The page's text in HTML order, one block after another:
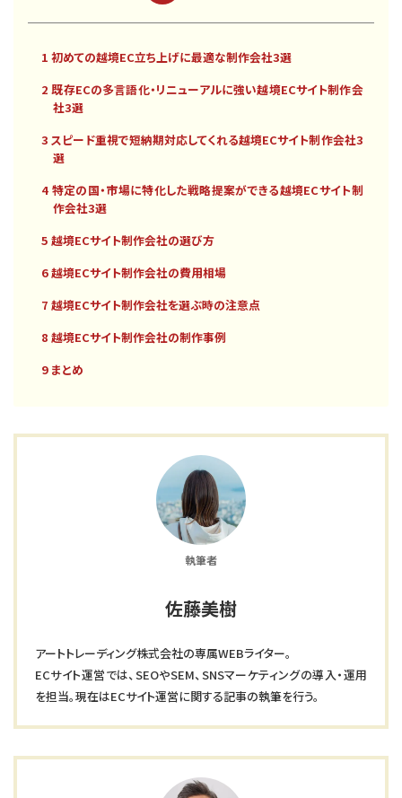
1 初めての越境EC立ち上げに最適な制作会社3選
2 既存ECの多言語化・リニューアルに強い越境ECサイト制作会
社3選
3 スピード重視で短納期対応してくれる越境ECサイト制作会社3
選
4 特定の国・市場に特化した戦略提案ができる越境ECサイト制
作会社3選
5 越境ECサイト制作会社の選び方
6 越境ECサイト制作会社の費用相場
7 越境ECサイト制作会社を選ぶ時の注意点
8 越境ECサイト制作会社の制作事例
9 まとめ
執筆者
佐藤美樹
アートトレーディング株式会社の専属WEBライター。
ECサイト運営では、SEOやSEM、SNSマーケティングの導入・運用
を担当。現在はECサイト運営に関する記事の執筆を行う。